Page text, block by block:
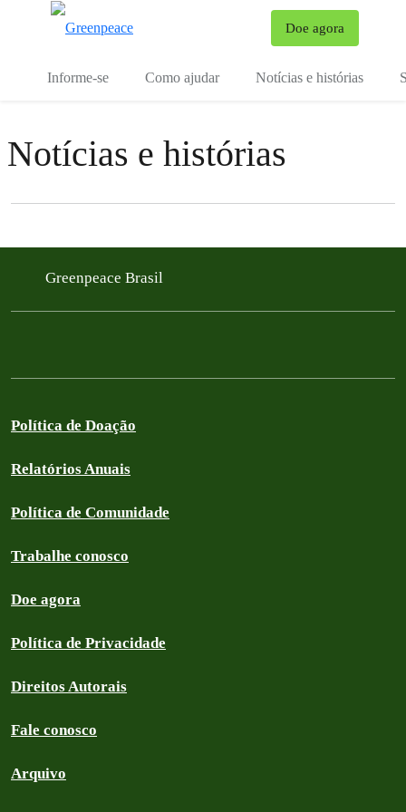
Doe agora
Informe-se Como ajudar Notícias e histórias
Notícias e histórias
Filter posts
Greenpeace Brasil
Política de Doação
Relatórios Anuais
Política de Comunidade
Trabalhe conosco
Doe agora
Política de Privacidade
Direitos Autorais
Fale conosco
Arquivo